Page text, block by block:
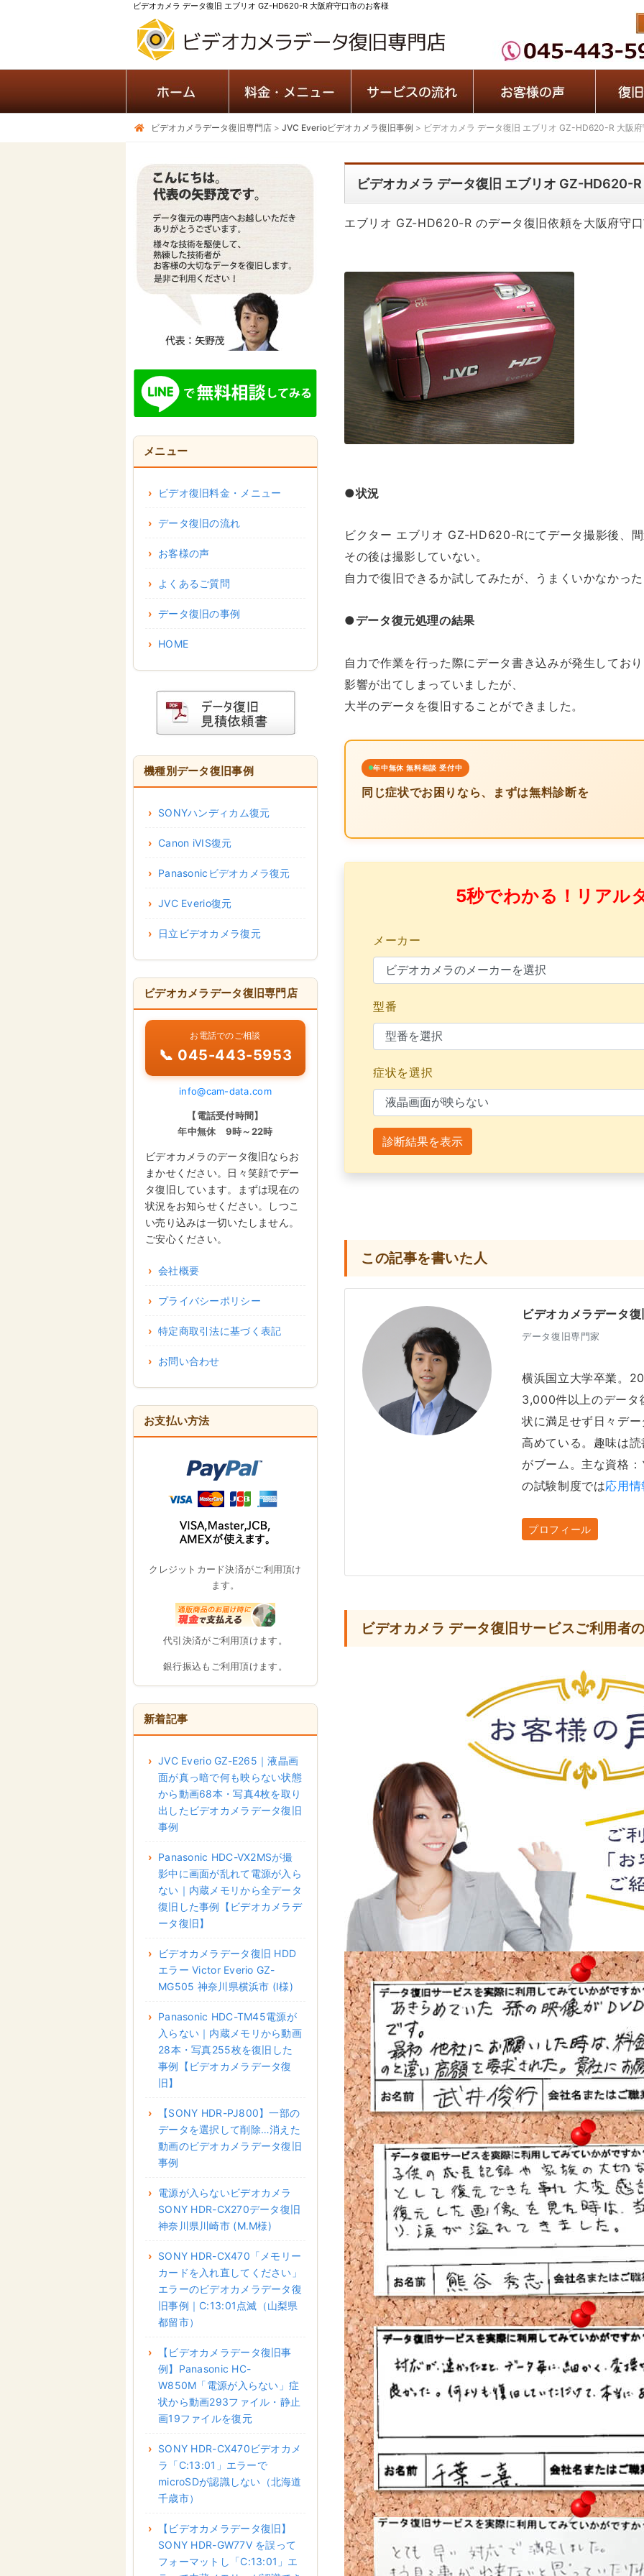
ビデオカメラ データ復旧 エブリオ GZ-HD620-R 大阪府守口市のお客様
ビデオカメラデータ復旧専門店 > JVC Everioビデオカメラ復旧事例 > ビデオカメラ データ復旧 エブリオ GZ-HD620-R 大阪
ビデオカメラ データ復旧 エブリオ GZ-HD620-
エブリオ GZ-HD620-R のデータ復旧依頼を大阪府守
●状況
ビクター エブリオ GZ-HD620-Rにてデータ撮影後、
その後は撮影していない。
自力で復旧できるか試してみたが、うまくいかなかっ
●データ復元処理の結果
自力で作業を行った際にデータ書き込みが発生しており
影響が出てしまっていましたが、
大半のデータを復旧することができました。
年中無休 無料相談 受付中
同じ症状でお困りなら、まずは無料診断を
5秒でわかる！リアル
メーカー
型番
症状を選択
診断結果を表示
この記事を書いた人
ビデオカメラデータ
データ復旧専門家
横浜国立大学卒業。
3,000件以上のデータ
状に満足せず日々デ
高めている。趣味は
がブーム。主な資格
の試験制度では応用
プロフィール
ビデオカメラ データ復旧サービスご利用者
メニュー
ビデオ復旧料金・メニュー
データ復旧の流れ
お客様の声
よくあるご質問
データ復旧の事例
HOME
機種別データ復旧事例
SONYハンディカム復元
Canon iVIS復元
Panasonicビデオカメラ復元
JVC Everio復元
日立ビデオカメラ復元
ビデオカメラデータ復旧専門店
お電話でのご相談
📞 045-443-5953
info@cam-data.com
【電話受付時間】
年中無休 9時～22時
ビデオカメラのデータ復旧ならお
まかせください。日々笑顔でデー
タ復旧しています。まずは現在の
状況をお知らせください。しつこ
い売り込みは一切いたしません。
ご安心ください。
会社概要
プライバシーポリシー
特定商取引法に基づく表記
お問い合わせ
お支払い方法
クレジットカード決済がご利用頂け
ます。
代引決済がご利用頂けます。
銀行振込もご利用頂けます。
新着記事
JVC Everio GZ-E265｜液晶画
面が真っ暗で何も映らない状態
から動画68本・写真4枚を取り
出したビデオカメラデータ復旧
事例
Panasonic HDC-VX2MSが撮
影中に画面が乱れて電源が入ら
ない｜内蔵メモリから全データ
復旧した事例【ビデオカメラデ
ータ復旧】
ビデオカメラデータ復旧 HDD
エラー Victor Everio GZ-
MG505 神奈川県横浜市 (I様)
Panasonic HDC-TM45電源が
入らない｜内蔵メモリから動画
28本・写真255枚を復旧した
事例【ビデオカメラデータ復
旧】
【SONY HDR-PJ800】一部の
データを選択して削除…消えた
動画のビデオカメラデータ復旧
事例
電源が入らないビデオカメラ
SONY HDR-CX270データ復旧
神奈川県川崎市 (M.M様)
SONY HDR-CX470「メモリー
カードを入れ直してください」
エラーのビデオカメラデータ復
旧事例｜C:13:01点滅（山梨県
都留市）
【ビデオカメラデータ復旧事
例】Panasonic HC-
W850M「電源が入らない」症
状から動画293ファイル・静止
画19ファイルを復元
SONY HDR-CX470ビデオカメ
ラ「C:13:01」エラーで
microSDが認識しない（北海道
千歳市）
【ビデオカメラデータ復旧】
SONY HDR-GW77V を誤って
フォーマットし「C:13:01」エ